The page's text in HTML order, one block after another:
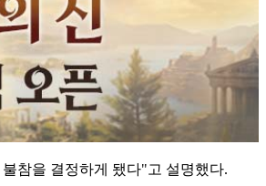
참을 결정하게 됐다"고 설명했다.